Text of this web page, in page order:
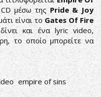
μέσω της Pride & Joy
είναι τοGates Of Fire
και ένα lyric video,
το οποίο μπορείτε να
empire of sins